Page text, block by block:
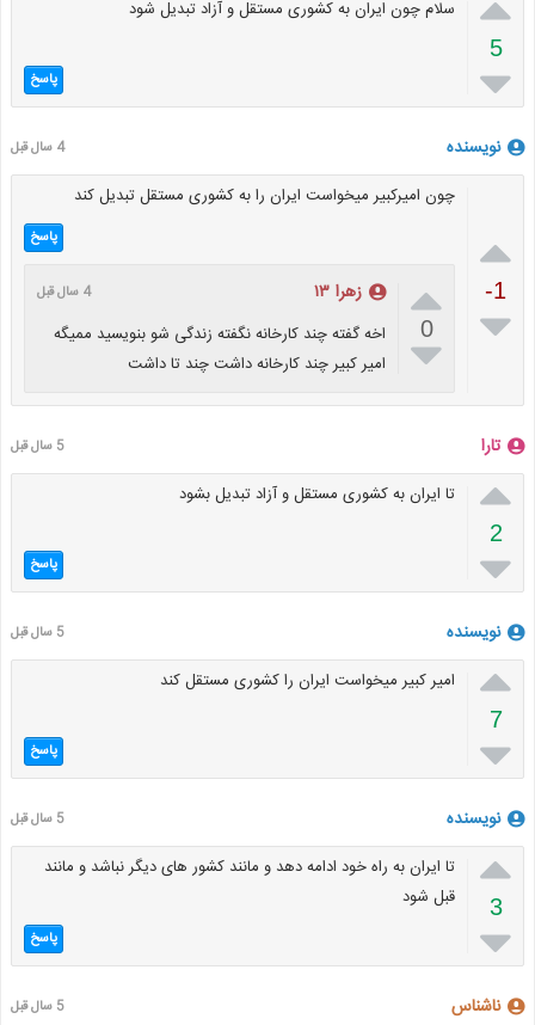
5

سلام چون ایران به کشوری مستقل و آزاد تبدیل شود
پاسخ
نویسنده 4 سال قبل

-1

چون امیرکبیر میخواست ایران را به کشوری مستقل تبدیل کند
پاسخ

0

زهرا ۱۳ 4 سال قبل
اخه گفته چند کارخانه نگفته زندگی شو بنویسید ممیگه
امیر کبیر چند کارخانه داشت چند تا داشت
تارا 5 سال قبل

2

تا ایران به کشوری مستقل و آزاد تبدیل بشود
پاسخ
نویسنده 5 سال قبل

7

امیر کبیر میخواست ایران را کشوری مستقل کند
پاسخ
نویسنده 5 سال قبل

3

تا ایران به راه خود ادامه دهد و مانند کشور های دیگر نباشد و مانند
قبل شود
پاسخ
ناشناس 5 سال قبل